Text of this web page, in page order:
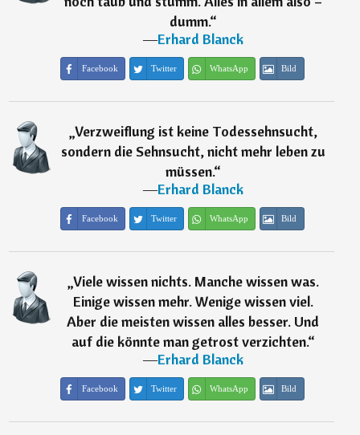
dumm.“
―Erhard Blanck
Facebook Twitter WhatsApp Bild
„Verzweiflung ist keine Todessehnsucht,
sondern die Sehnsucht, nicht mehr leben zu
müssen.“
―Erhard Blanck
Facebook Twitter WhatsApp Bild
„Viele wissen nichts. Manche wissen was.
Einige wissen mehr. Wenige wissen viel.
Aber die meisten wissen alles besser. Und
auf die könnte man getrost verzichten.“
―Erhard Blanck
Facebook Twitter WhatsApp Bild